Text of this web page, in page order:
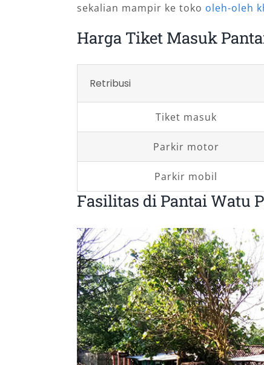
sekalian mampir ke toko oleh-oleh
Harga Tiket Masuk
Retribusi
Tiket masuk
Parkir motor
Parkir mobil
Fasilitas di Pantai Watu